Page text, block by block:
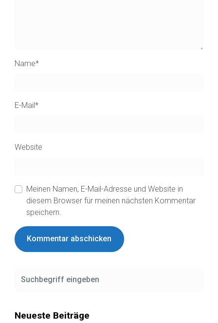
Name*
E-Mail*
Website
Meinen Namen, E-Mail-Adresse und Website in
diesem Browser für meinen nächsten Kommentar
speichern.
Neueste Beiträge